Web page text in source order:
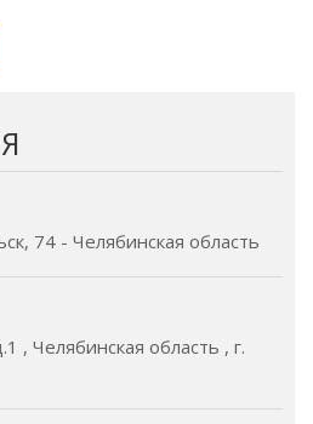
74 - Челябинская область
, Челябинская область , г.